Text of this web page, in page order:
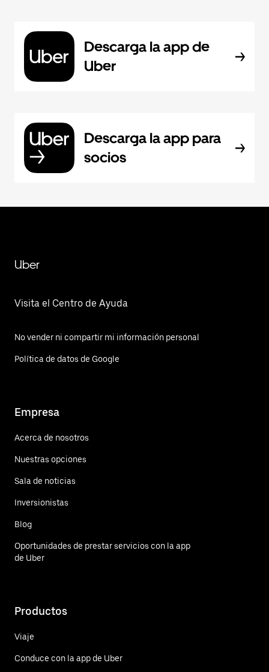
Descarga la app de
Uber
Descarga la app para
socios
Uber
Visita el Centro de Ayuda
No vender ni compartir mi información personal
Política de datos de Google
Empresa
Acerca de nosotros
Nuestras opciones
Sala de noticias
Inversionistas
Blog
Oportunidades de prestar servicios con la app
de Uber
Productos
Viaje
Conduce con la app de Uber